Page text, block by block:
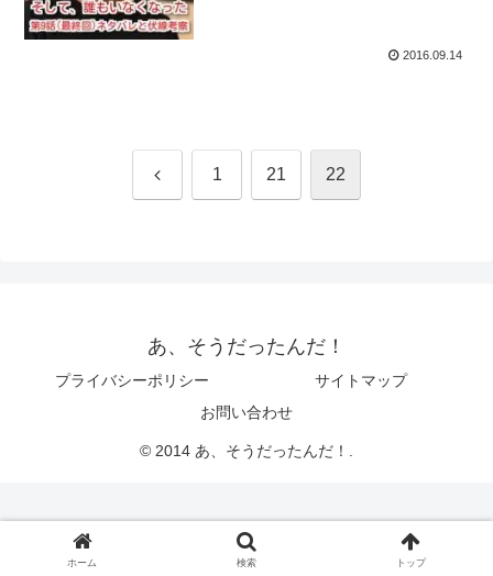
2016.09.14
前 1 21 22
あ、そうだったんだ！
プライバシーポリシー
サイトマップ
お問い合わせ
© 2014 あ、そうだったんだ！.
ホーム 検索 トップ